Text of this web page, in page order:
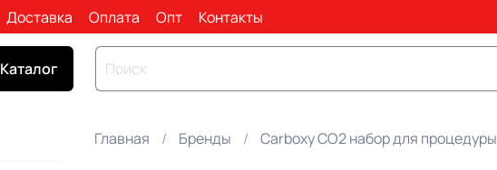
Доставка Оплата Опт Контакты
Каталог
Главная Бренды Carboxy CO2 набор для процедуры